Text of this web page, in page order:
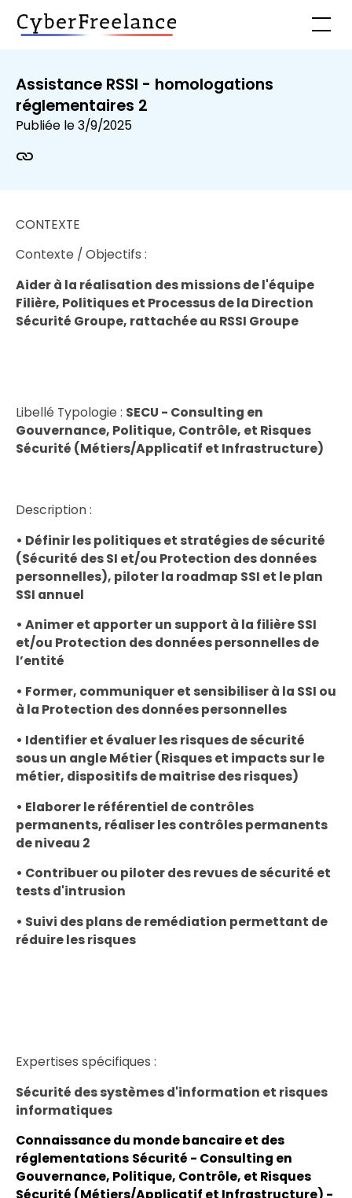
Assistance RSSI - homologations
réglementaires 2
Publiée le3/9/2025
CONTEXTE
Contexte / Objectifs :
Aider à la réalisation des missions de l'équipe
Filière, Politiques et Processus de la Direction
Sécurité Groupe, rattachée au RSSI Groupe
Libellé Typologie : SECU - Consulting en
Gouvernance, Politique, Contrôle, et Risques
Sécurité (Métiers/Applicatif et Infrastructure)
Description :
• Définir les politiques et stratégies de sécurité
(Sécurité des SI et/ou Protection des données
personnelles), piloter la roadmap SSI et le plan
SSI annuel
• Animer et apporter un support à la filière SSI
et/ou Protection des données personnelles de
l’entité
• Former, communiquer et sensibiliser à la SSI ou
à la Protection des données personnelles
• Identifier et évaluer les risques de sécurité
sous un angle Métier (Risques et impacts sur le
métier, dispositifs de maitrise des risques)
• Elaborer le référentiel de contrôles
permanents, réaliser les contrôles permanents
de niveau 2
• Contribuer ou piloter des revues de sécurité et
tests d'intrusion
• Suivi des plans de remédiation permettant de
réduire les risques
Expertises spécifiques :
Sécurité des systèmes d'information et risques
informatiques
Connaissance du monde bancaire et des
réglementations Sécurité - Consulting en
Gouvernance, Politique, Contrôle, et Risques